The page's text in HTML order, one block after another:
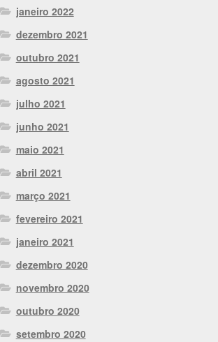
janeiro 2022
dezembro 2021
outubro 2021
agosto 2021
julho 2021
junho 2021
maio 2021
abril 2021
março 2021
fevereiro 2021
janeiro 2021
dezembro 2020
novembro 2020
outubro 2020
setembro 2020